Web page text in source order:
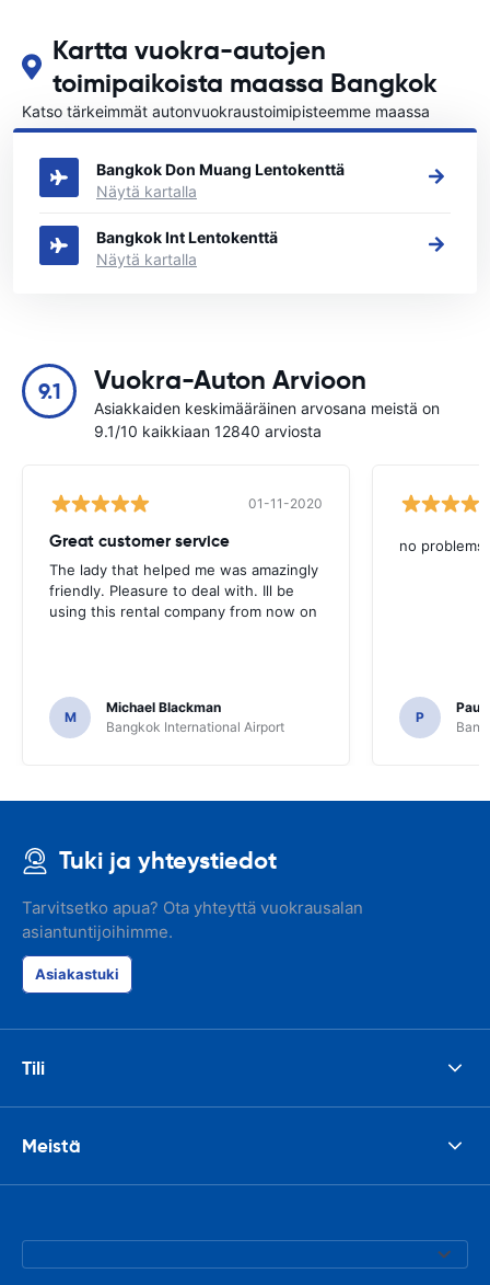
Kartta vuokra-autojen
toimipaikoista maassa Bangkok
Katso tärkeimmät autonvuokraustoimipisteemme maassa
Bangkok
Bangkok Don Muang Lentokenttä
Näytä kartalla
Bangkok Int Lentokenttä
Näytä kartalla
9.1 Vuokra-Auton Arvioon
Asiakkaiden keskimääräinen arvosana meistä on
9.1/10 kaikkiaan 12840 arviosta
01-11-2020
Great customer service
The lady that helped me was amazingly
friendly. Pleasure to deal with. Ill be
using this rental company from now on
M
Michael Blackman
Bangkok International Airport
no
P
Paul
Tuki ja yhteystiedot
Tarvitsetko apua? Ota yhteyttä vuokrausalan
asiantuntijoihimme.
Asiakastuki
Tili
Meistä